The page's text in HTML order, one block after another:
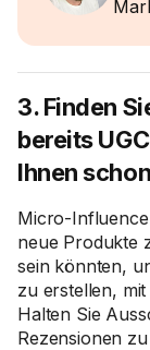
3. Finden
bereits
Ihnen
Micro-
neue Produkte
sein könnten,
zu erstellen,
Halten Sie
Rezensionen